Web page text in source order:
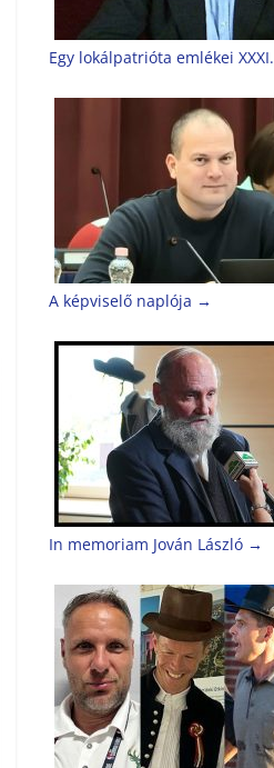
Egy lokálpatrióta emlékei XXXI.
A képviselő naplója →
In memoriam Jován László →